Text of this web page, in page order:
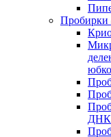
Пробирки